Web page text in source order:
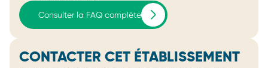
Consulter la FAQ complète
CONTACTER CET ÉTABLISSEMENT